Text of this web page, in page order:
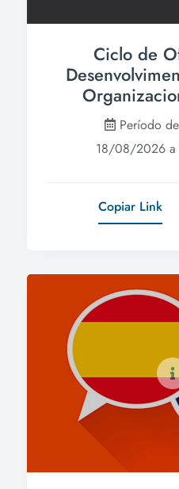
Ciclo de
Período
18/08/2026
Copiar Link